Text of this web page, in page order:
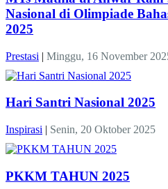
Nasional di Olimpiade
2025
Prestasi | Minggu, 16 November
Hari Santri Nasional 2025
Inspirasi | Senin, 20 Oktober 2025
PKKM TAHUN 2025